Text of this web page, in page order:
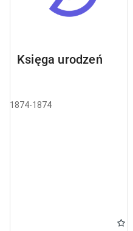
Księga urodzeń
1874-1874